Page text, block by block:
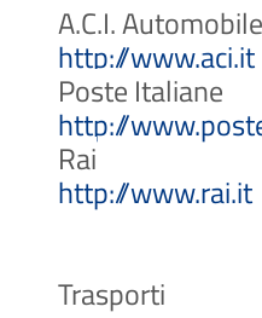
A.C.I.
http://www.aci.it
Poste Italiane
http://
Rai
http://www.rai.it
Trasporti